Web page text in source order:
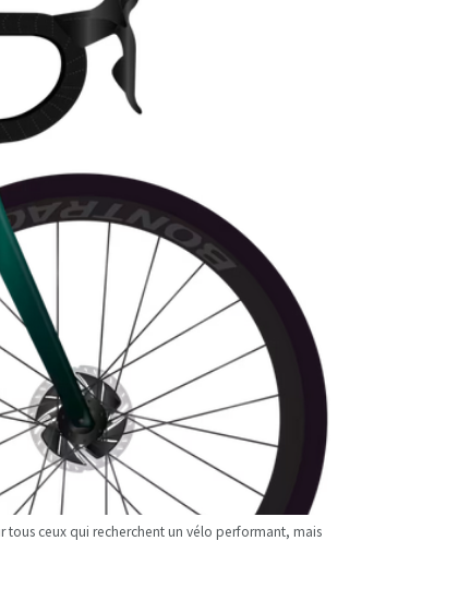
tous ceux qui recherchent un vélo performant, mais